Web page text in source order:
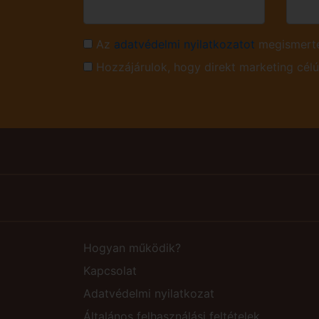
Az adatvédelmi nyilatkozatot
Hozzájárulok, hogy direkt marketing
Hogyan működik?
Kapcsolat
Adatvédelmi nyilatkozat